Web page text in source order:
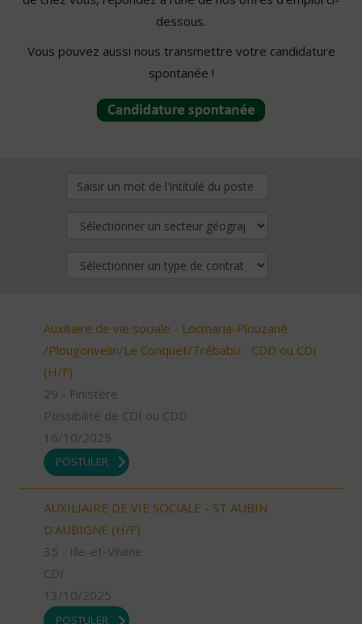
dessous.
Vous pouvez aussi nous transmettre votre candidature
spontanée !
Auxiliaire de vie sociale - Locmaria-Plouzané
/Plougonvelin/Le Conquet/Trébabu - CDD ou CDI
(H/F)
29 - Finistère
Possibilité de CDI ou CDD
16/10/2025
POSTULER
AUXILIAIRE DE VIE SOCIALE - ST AUBIN
D'AUBIGNE (H/F)
35 - Ille-et-Vilaine
CDI
13/10/2025
POSTULER